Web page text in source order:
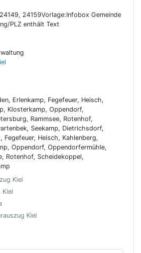
24159Vorlage:Infobox Gemeinde
PLZ enthält Text
Erlenkamp, Fegefeuer, Heisch,
Klosterkamp, Oppendorf,
Rammsee, Rotenhof,
Seekamp, Dietrichsdorf,
Fegefeuer, Heisch, Kahlenberg,
Oppendorf, Oppendorfermühle,
Rotenhof, Scheidekoppel,
Kiel
Kiel
Kiel